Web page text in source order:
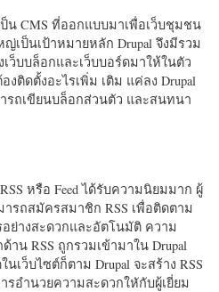
ป็น CMS ที่ออกแบบมาเพื่อเว็บชุมชน
เป็นเป้าหมายหลัก Drupal จึงมีรวม
ว็บบล็อกและเว็บบอร์ดมาให้ในตัว
งติดตั้งอะไรเพิ่ม เติม แค่ลง Drupal
ถเขียนบล็อกส่วนตัว และสนทนา
หรือ Feed ได้รับความนิยมมาก ผู้
ารถสมัครสมาชิก RSS เพื่อติดตาม
อย่างสะดวกและอัตโนมัติ ความ
าน RSS ถูกรวมเข้ามาใน Drupal
เว็บไซต์ก็ตาม Drupal จะสร้าง RSS
รอำนวยความสะดวกใหักับผู้เยี่ยม